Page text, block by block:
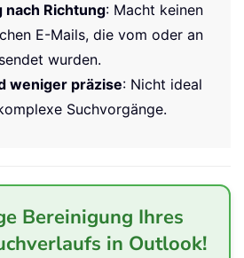
nach Richtung: Macht keinen
E-Mails, die vom oder an
wurden.
weniger präzise: Nicht ideal
Suchvorgänge.
Bereinigung Ihres
in Outlook!